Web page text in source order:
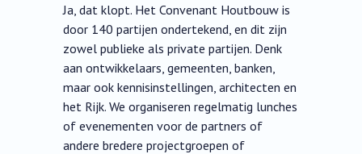
Ja, dat klopt. Het Convenant Houtbouw is
door 140 partijen ondertekend, en dit zijn
zowel publieke als private partijen. Denk
aan ontwikkelaars, gemeenten, banken,
maar ook kennisinstellingen, architecten en
het Rijk. We organiseren regelmatig lunches
of evenementen voor de partners of
andere bredere projectgroepen of